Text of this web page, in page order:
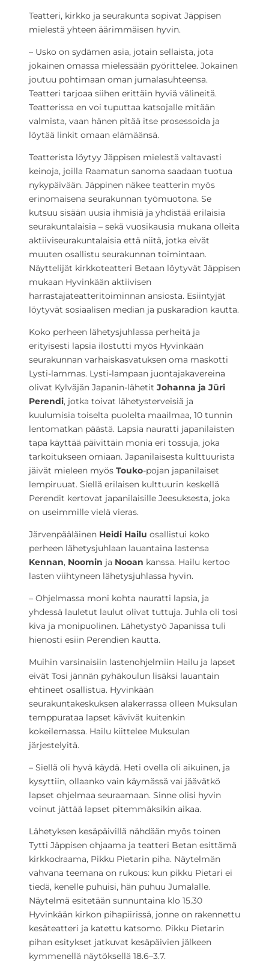
Teatteri, kirkko ja seurakunta sopivat Jäppisen
mielestä yhteen äärimmäisen hyvin.
– Usko on sydämen asia, jotain sellaista, jota
jokainen omassa mielessään pyörittelee. Jokainen
joutuu pohtimaan oman jumalasuhteensa.
Teatteri tarjoaa siihen erittäin hyviä välineitä.
Teatterissa en voi tuputtaa katsojalle mitään
valmista, vaan hänen pitää itse prosessoida ja
löytää linkit omaan elämäänsä.
Teatterista löytyy Jäppisen mielestä valtavasti
keinoja, joilla Raamatun sanoma saadaan tuotua
nykypäivään. Jäppinen näkee teatterin myös
erinomaisena seurakunnan työmuotona. Se
kutsuu sisään uusia ihmisiä ja yhdistää erilaisia
seurakuntalaisia – sekä vuosikausia mukana olleita
aktiiviseurakuntalaisia että niitä, jotka eivät
muuten osallistu seurakunnan toimintaan.
Näyttelijät kirkkoteatteri Betaan löytyvät Jäppisen
mukaan Hyvinkään aktiivisen
harrastajateatteritoiminnan ansiosta. Esiintyjät
löytyvät sosiaalisen median ja puskaradion kautta.
Koko perheen lähetysjuhlassa perheitä ja
erityisesti lapsia ilostutti myös Hyvinkään
seurakunnan varhaiskasvatuksen oma maskotti
Lysti-lammas. Lysti-lampaan juontajakavereina
olivat Kylväjän Japanin-lähetit Johanna ja Jüri
Perendi, jotka toivat lähetysterveisiä ja
kuulumisia toiselta puolelta maailmaa, 10 tunnin
lentomatkan päästä. Lapsia nauratti japanilaisten
tapa käyttää päivittäin monia eri tossuja, joka
tarkoitukseen omiaan. Japanilaisesta kulttuurista
jäivät mieleen myös Touko-pojan japanilaiset
lempiruuat. Siellä erilaisen kulttuurin keskellä
Perendit kertovat japanilaisille Jeesuksesta, joka
on useimmille vielä vieras.
Järvenpääläinen Heidi Hailu osallistui koko
perheen lähetysjuhlaan lauantaina lastensa
Kennan, Noomin ja Nooan kanssa. Hailu kertoo
lasten viihtyneen lähetysjuhlassa hyvin.
– Ohjelmassa moni kohta nauratti lapsia, ja
yhdessä lauletut laulut olivat tuttuja. Juhla oli tosi
kiva ja monipuolinen. Lähetystyö Japanissa tuli
hienosti esiin Perendien kautta.
Muihin varsinaisiin lastenohjelmiin Hailu ja lapset
eivät Tosi jännän pyhäkoulun lisäksi lauantain
ehtineet osallistua. Hyvinkään
seurakuntakeskuksen alakerrassa olleen Muksulan
temppurataa lapset kävivät kuitenkin
kokeilemassa. Hailu kiittelee Muksulan
järjestelyitä.
– Siellä oli hyvä käydä. Heti ovella oli aikuinen, ja
kysyttiin, ollaanko vain käymässä vai jäävätkö
lapset ohjelmaa seuraamaan. Sinne olisi hyvin
voinut jättää lapset pitemmäksikin aikaa.
Lähetyksen kesäpäivillä nähdään myös toinen
Tytti Jäppisen ohjaama ja teatteri Betan esittämä
kirkkodraama, Pikku Pietarin piha. Näytelmän
vahvana teemana on rukous: kun pikku Pietari ei
tiedä, kenelle puhuisi, hän puhuu Jumalalle.
Näytelmä esitetään sunnuntaina klo 15.30
Hyvinkään kirkon pihapiirissä, jonne on rakennettu
kesäteatteri ja katettu katsomo. Pikku Pietarin
pihan esitykset jatkuvat kesäpäivien jälkeen
kymmenellä näytöksellä 18.6–3.7.